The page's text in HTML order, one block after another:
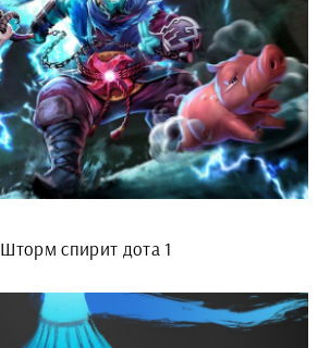
Шторм спирит дота 1